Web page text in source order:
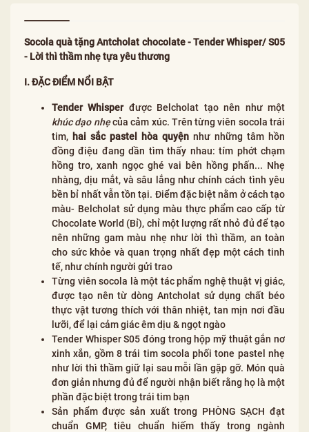
Socola quà tặng Antcholat chocolate - Tender Whisper/ S05
- Lời thì thầm nhẹ tựa yêu thương
I. ĐẶC ĐIỂM NỔI BẬT
Tender Whisperđược Belcholat tạo nên như một
khúc dạo nhẹcủa cảm xúc. Trên từng viên socola trái
tim, hai sắc pastel hòa quyện như những tâm hồn
đồng điệu đang dần tìm thấy nhau: tím phớt chạm
hồng tro, xanh ngọc ghé vai bên hồng phấn... Nhẹ
nhàng, dịu mắt, và sâu lắng như chính cách tình yêu
bền bỉ nhất vẫn tồn tại. Điểm đặc biệt nằm ở cách tạo
màu- Belcholat sử dụng màu thực phẩm cao cấp từ
Chocolate World (Bỉ), chỉ một lượng rất nhỏ đủ để tạo
nên những gam màu nhẹ như lời thì thầm, an toàn
cho sức khỏe và quan trọng nhất đẹp một cách tinh
tế, như chính người gửi trao
Từng viên socola là một tác phẩm nghệ thuật vị giác,
được tạo nên từ dòng Antcholat sử dụng chất béo
thực vật tương thích với thân nhiệt, tan mịn nơi đầu
lưỡi, để lại cảm giác êm dịu & ngọt ngào
Tender Whisper S05 đóng trong hộp mỹ thuật gắn nơ
xinh xắn, gồm 8 trái tim socola phối tone pastel nhẹ
như lời thì thầm giữ lại sau mỗi lần gặp gỡ. Món quà
đơn giản nhưng đủ để người nhận biết rằng họ là một
phần đặc biệt trong trái tim bạn
Sản phẩm được sản xuất trong PHÒNG SẠCH đạt
chuẩn GMP, tiêu chuẩn hiếm thấy trong ngành